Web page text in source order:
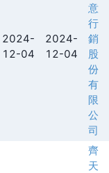
2024-
12-04
2024-
12-04
意
行
銷
股
份
有
限
公
司
齊
天